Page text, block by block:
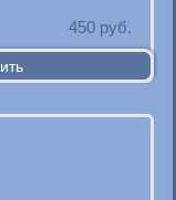
450 руб.